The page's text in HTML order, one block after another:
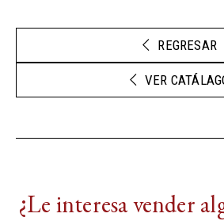
REGRESAR
VER
¿Le interesa vender